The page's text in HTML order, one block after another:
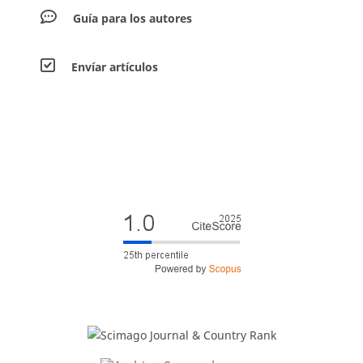
Guía para los autores
Envíar artículos